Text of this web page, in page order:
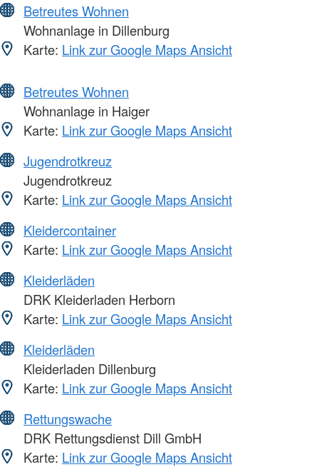
Betreutes Wohnen
Wohnanlage in Dillenburg
Karte: Link zur Google Maps Ansicht
Betreutes Wohnen
Wohnanlage in Haiger
Karte: Link zur Google Maps Ansicht
Jugendrotkreuz
Jugendrotkreuz
Karte: Link zur Google Maps Ansicht
Kleidercontainer
Karte: Link zur Google Maps Ansicht
Kleiderläden
DRK Kleiderladen Herborn
Karte: Link zur Google Maps Ansicht
Kleiderläden
Kleiderladen Dillenburg
Karte: Link zur Google Maps Ansicht
Rettungswache
DRK Rettungsdienst Dill GmbH
Karte: Link zur Google Maps Ansicht